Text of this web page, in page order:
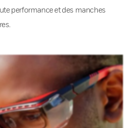
performance et des manches